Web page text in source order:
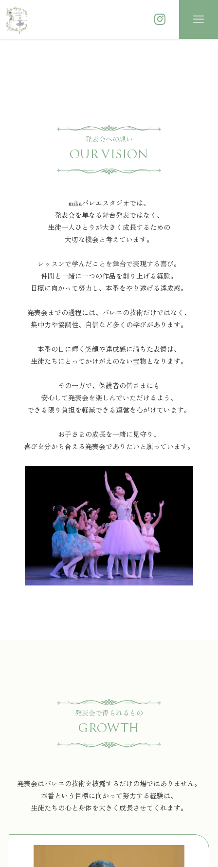
発表会への想い
OUR VISION
mikaバレエスタジオでは、
発表会を単なる舞台発表ではなく、
生徒一人ひとりが大きく成長するための
大切な機会と考えています。
レッスンで学んだことを舞台で表現する喜び。
仲間と一緒に一つの作品を創り上げる経験。
目標に向かって努力し、本番をやり遂げる達成感。
発表会までの過程には、バレエの技術だけではなく、
集中力や協調性、自信など多くの学びがあります。
本番の日に輝く笑顔や達成感に満ちた表情は、
生徒たちにとってかけがえのない宝物となります。
その一方で、保護者の皆さまにも
安心して発表会を楽しんでいただけるよう、
できる限り負担を軽減できる運営を心がけています。
お子さまの成長を一緒に見守り、
喜びを分かち合える発表会でありたいと願っています。
発表会で得られるもの
GROWTH
発表会はバレエの技術を披露するだけの場ではありません。
本番という目標に向かって努力する経験は、
生徒たちの心と身体を大きく成長させてくれます。